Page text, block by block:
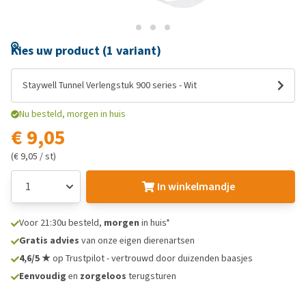
Kies uw product (1 variant)
Staywell Tunnel Verlengstuk 900 series - Wit
Nu besteld, morgen in huis
€ 9,05
(€ 9,05 / st)
In winkelmandje
Voor 21:30u besteld, morgen in huis*
Gratis advies van onze eigen dierenartsen
4,6/5 ★op Trustpilot - vertrouwd door duizenden baasjes
Eenvoudig en zorgeloos terugsturen